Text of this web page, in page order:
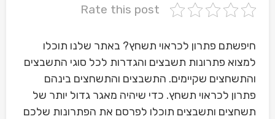
Rate this post
חיפשתם פתרון לכראוי תשחץ? באתר שלנו תוכלו
למצוא פתרונות תשבצים והגדרות לכל סוגי התשבצים
והתשחצים שקיימים. התשבצים והתשחצים בינהם
פתרון לכראוי תשחץ. כדי שיהיה מאגר גדול יותר של
תשחצים ותשבצים תוכלו לפרסם את הפתרונות שלכם